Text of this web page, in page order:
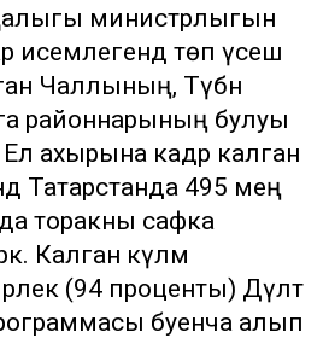
министрлыгын
исемлегендә төп үсеш
Чаллының, Түбән
районнарының булуы
ахырына кадәр калган
Татарстанда 495 мең
торакны сафка
Калган күләм
(94 проценты) Дәүләт
буенча алып